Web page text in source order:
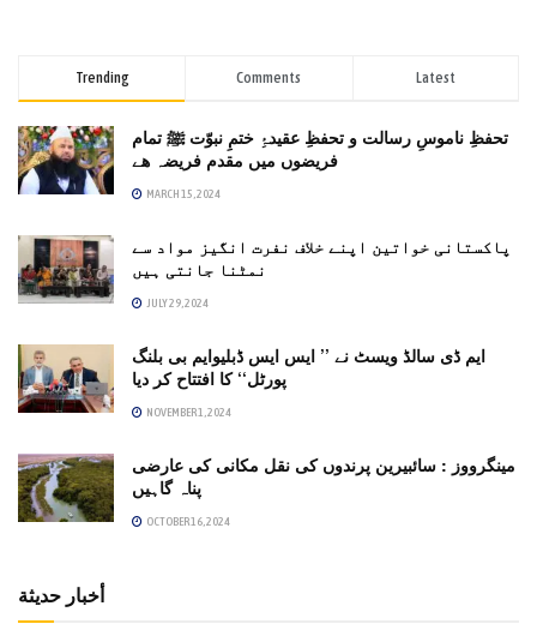
Trending Comments Latest
تحفظِ ناموسِ رسالت و تحفظِ عقیدۂِ ختمِ نبوّت ﷺ تمام
فریضوں میں مقدم فریضہ ھے
MARCH 15, 2024
پاکستانی خواتین اپنے خلاف نفرت انگیز مواد سے
نمٹنا جانتی ہیں
JULY 29, 2024
ایم ڈی سالڈ ویسٹ نے ’’ ایس ایس ڈبلیوایم بی بلنگ
پورٹل‘‘ کا افتتاح کر دیا
NOVEMBER 1, 2024
مینگرووز : سائبیرین پرندوں کی نقل مکانی کی عارضی
پناہ گاہیں
OCTOBER 16, 2024
أخبار حديثة